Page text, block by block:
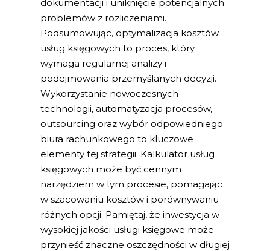
dokumentacji i uniknięcie potencjalnych
problemów z rozliczeniami.
Podsumowując, optymalizacja kosztów
usług księgowych to proces, który
wymaga regularnej analizy i
podejmowania przemyślanych decyzji.
Wykorzystanie nowoczesnych
technologii, automatyzacja procesów,
outsourcing oraz wybór odpowiedniego
biura rachunkowego to kluczowe
elementy tej strategii. Kalkulator usług
księgowych może być cennym
narzędziem w tym procesie, pomagając
w szacowaniu kosztów i porównywaniu
różnych opcji. Pamiętaj, że inwestycja w
wysokiej jakości usługi księgowe może
przynieść znaczne oszczędności w długiej